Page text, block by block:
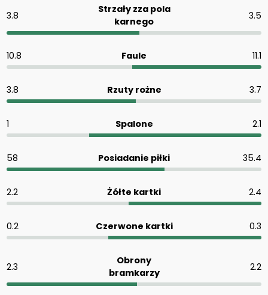
3.8
Strzały zza pola
karnego
3.5
10.8 Faule 11.1
3.8 Rzuty rożne 3.7
1 Spalone 2.1
58 Posiadanie piłki 35.4
2.2 Żółte kartki 2.4
0.2 Czerwone kartki 0.3
2.3
Obrony
bramkarzy
2.2